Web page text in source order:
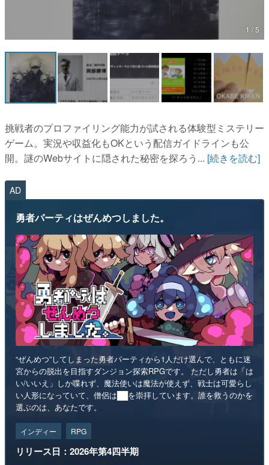
電ファミニコゲーマーとは？
運営：株式会社マレ
1 / 5
挑戦者のプロファイリング能力が試される体験型ミステリー
ゲーム。実況や収益化もOKという配信ガイドラインも公
開。謎のWebサイトに隠された秘密を探ろう... [続きを読む]
AD
勇者パーティはぜんめつしました。
“ぜんめつ”してしまった勇者パーティから1人だけ選んで、ともに迷
宮からの脱出を目指すダンジョン探索RPGです。 ただし勇者は「は
い/いいえ」しか喋れず、魔法使いは魔法が使えず、戦士は可愛らし
い人形になっていて、僧侶は██を崇拝しています。誰を救うのかを
選ぶのは、あなたです。
インディー RPG
リリース日：2026年第4四半期